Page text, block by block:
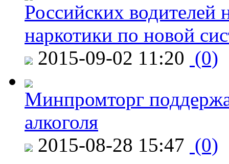
Российских водителей
наркотики по новой
2015-09-02 11:20 (0)
Минпромторг
алкоголя
2015-08-28 15:47 (0)